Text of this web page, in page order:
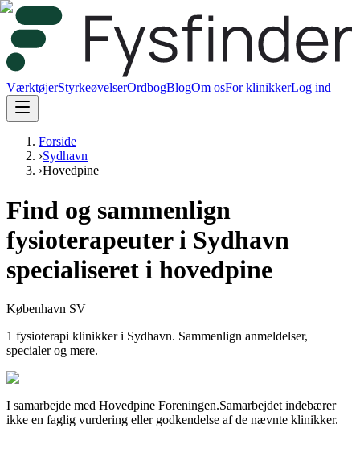
VærktøjerStyrkeøvelserOrdbogBlogOm osFor klinikkerLog ind
Forside
›Sydhavn
›Hovedpine
Find og sammenlign
fysioterapeuter i Sydhavn
specialiseret i hovedpine
København SV
1 fysioterapi klinikker i Sydhavn. Sammenlign anmeldelser,
specialer og mere.
I samarbejde med Hovedpine Foreningen.Samarbejdet indebærer
ikke en faglig vurdering eller godkendelse af de nævnte klinikker.